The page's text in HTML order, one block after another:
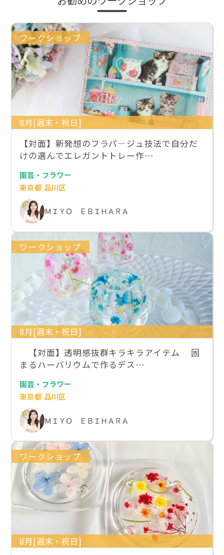
ワークショップ
8月[週末・祝日]
【対面】新発想のフラパ―ジュ技法で自分だ
けの選んでエレガントトレー作…
園芸・フラワー
東京都 品川区
ＭＩＹＯ ＥＢＩＨＡＲＡ
ワークショップ
8月[週末・祝日]
【対面】透明感抜群キラキラアイテム 固
まるハーバリウムで作るデス…
園芸・フラワー
東京都 品川区
ＭＩＹＯ ＥＢＩＨＡＲＡ
ワークショップ
8月[週末・祝日]